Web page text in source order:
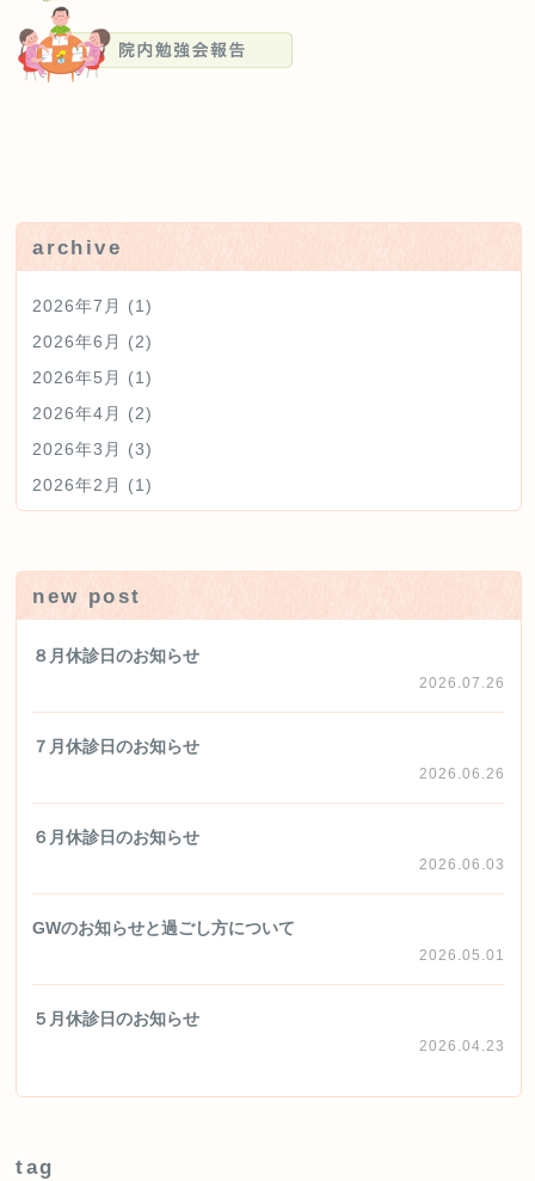
archive
2026年7月
(1)
2026年6月
(2)
2026年5月
(1)
2026年4月
(2)
2026年3月
(3)
2026年2月
(1)
new post
８月休診日のお知らせ
2026.07.26
７月休診日のお知らせ
2026.06.26
６月休診日のお知らせ
2026.06.03
GWのお知らせと過ごし方について
2026.05.01
５月休診日のお知らせ
2026.04.23
tag